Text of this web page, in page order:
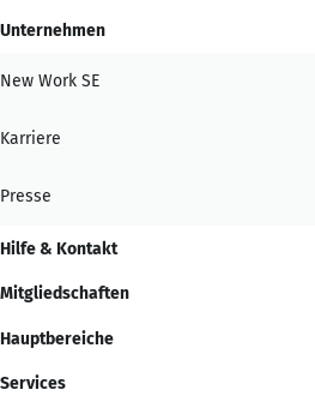
Unternehmen
New Work SE
Karriere
Presse
Hilfe & Kontakt
Mitgliedschaften
Hauptbereiche
Services